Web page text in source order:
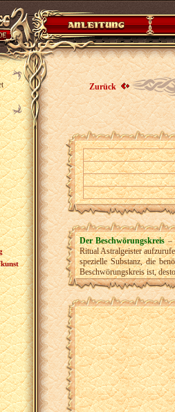
Zurück
Der Beschwörungskreis–
Ritual Astralgeister
spezielle Substanz, die
Beschwörungskreis ist,